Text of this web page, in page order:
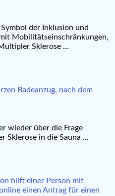
der Inklusion und
Mobilitätseinschränkungen,
Sklerose ...
wieder über die Frage
Sklerose in die Sauna ...